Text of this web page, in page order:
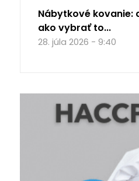
Nábytkové kovanie:
ako vybrať to...
28. júla 2026 - 9:40